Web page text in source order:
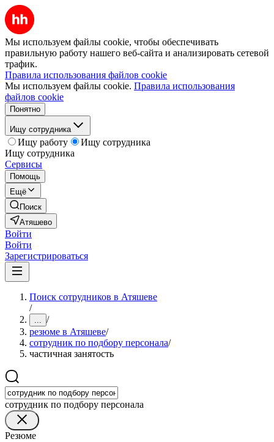
Мы используем файлы cookie, чтобы обеспечивать
правильную работу нашего веб-сайта и анализировать сетевой
трафик.
Правила использования файлов cookie
Мы используем файлы cookie. Правила использования
файлов cookie
Понятно
Ищу сотрудника
Ищу работу
Ищу сотрудника
Ищу сотрудника
Сервисы
Помощь
Ещё
Поиск
Атяшево
Войти
Войти
Зарегистрироваться
Поиск сотрудников в Атяшеве
/
... /
резюме в Атяшеве/
сотрудник по подбору персонала/
частичная занятость
сотрудник по подбору персонала
Резюме